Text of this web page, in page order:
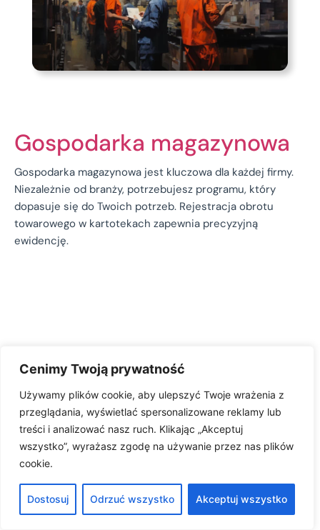
Cenimy Twoją prywatność
Używamy plików cookie, aby ulepszyć Twoje wrażenia z
przeglądania, wyświetlać spersonalizowane reklamy lub
treści i analizować nasz ruch. Klikając „Akceptuj
wszystko”, wyrażasz zgodę na używanie przez nas plików
cookie.
Dostosuj Odrzuć wszystko Akceptuj wszystko
Gospodarka magazynowa
Gospodarka magazynowa jest kluczowa dla każdej firmy.
Niezależnie od branży, potrzebujesz programu, który
dopasuje się do Twoich potrzeb. Rejestracja obrotu
towarowego w kartotekach zapewnia precyzyjną
ewidencję.